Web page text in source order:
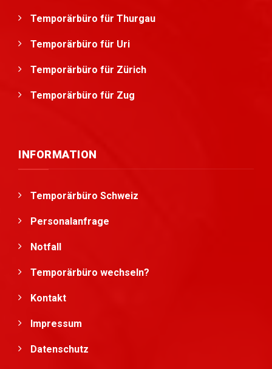
Temporärbüro für Thurgau
Temporärbüro für Uri
Temporärbüro für Zürich
Temporärbüro für Zug
INFORMATION
Temporärbüro Schweiz
Personalanfrage
Notfall
Temporärbüro wechseln?
Kontakt
Impressum
Datenschutz